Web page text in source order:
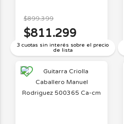
3 cuotas sin interés sobre el precio
de lista
$899.399
$811.299